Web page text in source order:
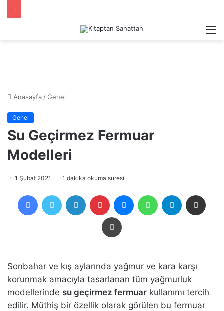
Anasayfa /Genel
Genel
Su Geçirmez Fermuar
Modelleri
1 Şubat 2021 1 dakika okuma süresi
FacebookTwitter LinkedIn Pinterest MessengerWhatsAppTelegram
Yazdır
Sonbahar ve kış aylarında yağmur ve kara karşı
korunmak amacıyla tasarlanan tüm yağmurluk
modellerinde su geçirmez fermuar kullanımı tercih
edilir. Müthiş bir özellik olarak görülen bu fermuar